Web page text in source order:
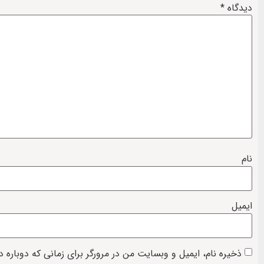
دیدگاه *
نام
ایمیل
ذخیره نام، ایمیل و وبسایت من در مرورگر برای زمانی که